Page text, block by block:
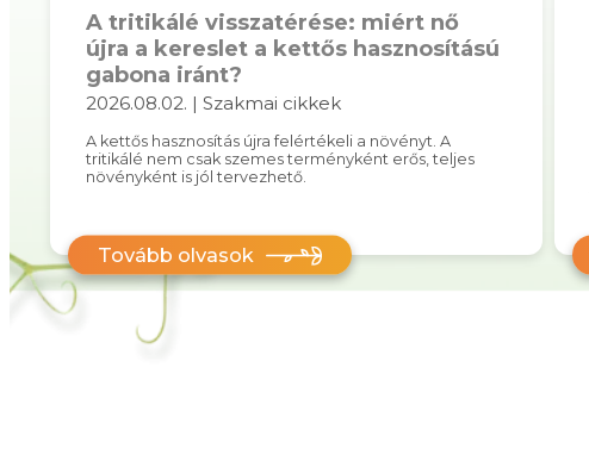
A tritikálé visszatérése: miért nő
újra a kereslet a kettős hasznosítású
gabona iránt?
2026.08.02. | Szakmai cikkek
A kettős hasznosítás újra felértékeli a növényt. A
tritikálé nem csak szemes terményként erős, teljes
növényként is jól tervezhető.
Tovább olvasok